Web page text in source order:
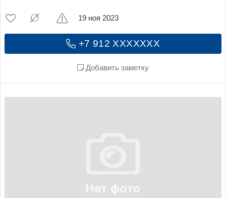
+7 912 XXXXXXX
Добавить заметку
19 ноя 2023